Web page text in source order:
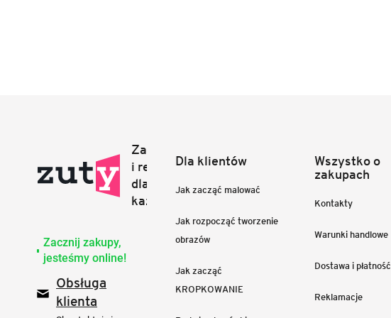
Zacznij zakupy,
jesteśmy online!
Obsługa
klienta
Dla klientów
Jak zacząć malować
Jak rozpocząć tworzenie
obrazów
Jak zacząć
KROPKOWANIE
Wszystko o
zakupach
Kontakty
Warunki handlowe
Dostawa i płatność
Reklamacje